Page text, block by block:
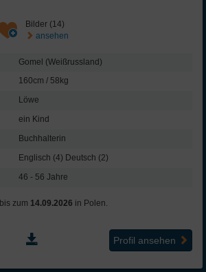
Bilder (14)
ansehen
Gomel (Weißrussland)
160cm / 58kg
Löwe
ein Kind
Buchhalterin
Englisch (4) Deutsch (2)
46 - 56 Jahre
bis zum 14.09.2026 in Polen.
Profil ansehen